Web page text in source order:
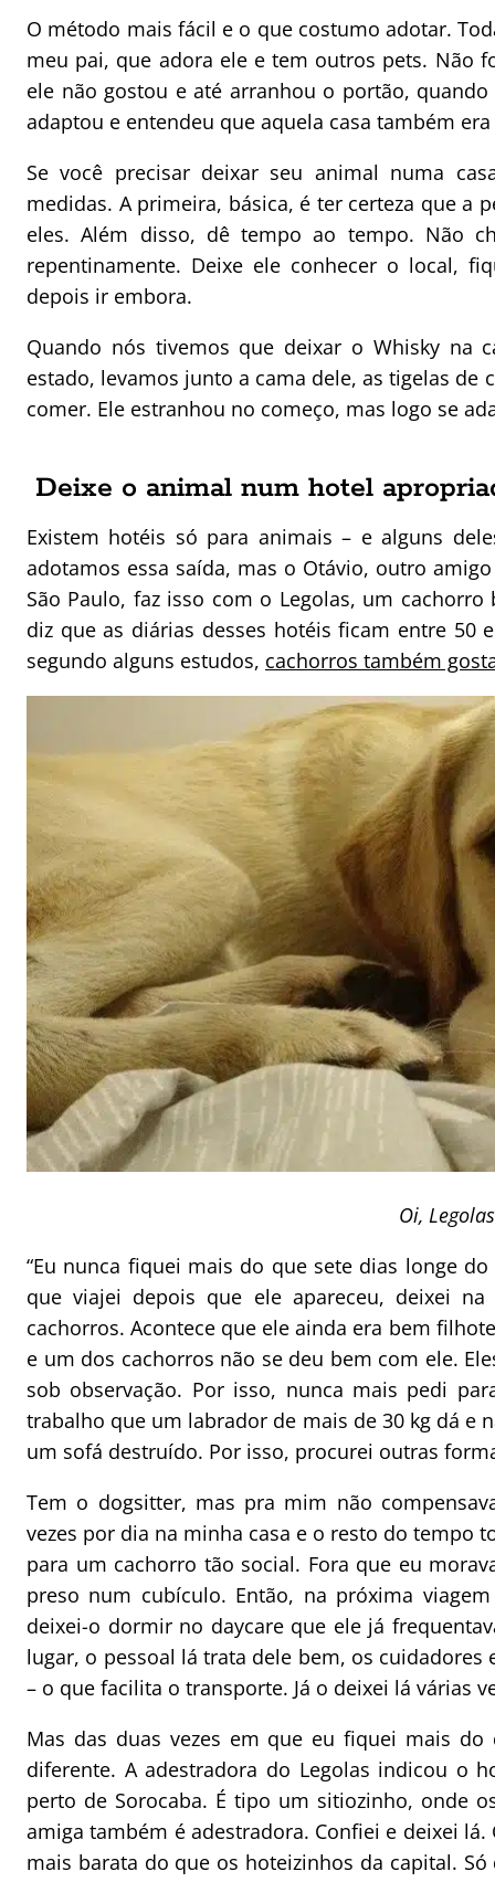
O método mais fácil e o que costumo adotar.
meu pai, que adora ele e tem outros pets. Não
ele não gostou e até arranhou o portão,
adaptou e entendeu que aquela casa também
Se você precisar deixar seu animal numa
medidas. A primeira, básica, é ter certeza que a
eles. Além disso, dê tempo ao tempo. Não
repentinamente. Deixe ele conhecer o local,
depois ir embora.
Quando nós tivemos que deixar o Whisky na
estado, levamos junto a cama dele, as tigelas de
comer. Ele estranhou no começo, mas logo se
Deixe o animal num hotel
Existem hotéis só para animais – e alguns
adotamos essa saída, mas o Otávio, outro
São Paulo, faz isso com o Legolas, um
diz que as diárias desses hotéis ficam entre 50
segundo alguns estudos, cachorros também
Oi,
“Eu nunca fiquei mais do que sete dias longe
que viajei depois que ele apareceu, deixei
cachorros. Acontece que ele ainda era bem
e um dos cachorros não se deu bem com ele.
sob observação. Por isso, nunca mais pedi
trabalho que um labrador de mais de 30 kg dá e
um sofá destruído. Por isso, procurei outras
Tem o dogsitter, mas pra mim não
vezes por dia na minha casa e o resto do tempo
para um cachorro tão social. Fora que eu
preso num cubículo. Então, na próxima
deixei-o dormir no daycare que ele já
lugar, o pessoal lá trata dele bem, os
– o que facilita o transporte. Já o deixei lá várias
Mas das duas vezes em que eu fiquei mais
diferente. A adestradora do Legolas indicou o
perto de Sorocaba. É tipo um sitiozinho, onde
amiga também é adestradora. Confiei e deixei
mais barata do que os hoteizinhos da capital.